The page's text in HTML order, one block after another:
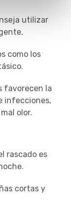
utilizar
como los
favorecen la
infecciones,
olor.
rascado es
cortas y